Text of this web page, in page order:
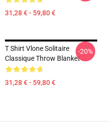
31,28 € - 59,80 €
T Shirt Vlone Solitaire
Classique Throw Blanket
31,28 € - 59,80 €
-20%